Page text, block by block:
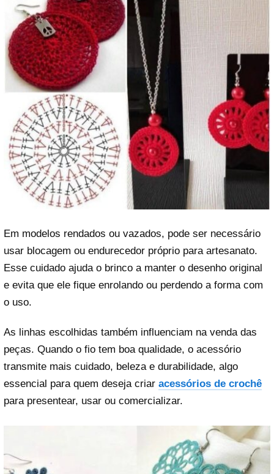
Em modelos rendados ou vazados, pode ser necessário
usar blocagem ou endurecedor próprio para artesanato.
Esse cuidado ajuda o brinco a manter o desenho original
e evita que ele fique enrolando ou perdendo a forma com
o uso.
As linhas escolhidas também influenciam na venda das
peças. Quando o fio tem boa qualidade, o acessório
transmite mais cuidado, beleza e durabilidade, algo
essencial para quem deseja criar acessórios de crochê
para presentear, usar ou comercializar.